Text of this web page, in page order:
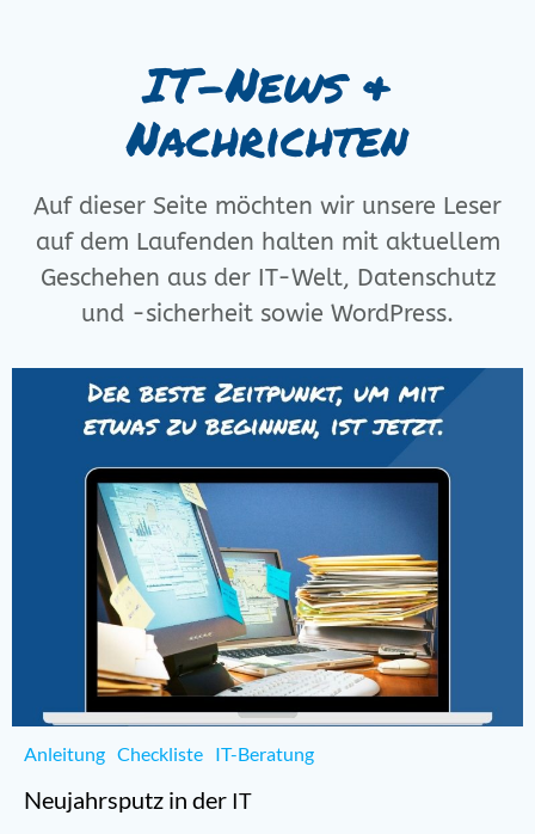
IT-News &
Nachrichten
Auf dieser Seite möchten wir unsere Leser
auf dem Laufenden halten mit aktuellem
Geschehen aus der IT-Welt, Datenschutz
und -sicherheit sowie WordPress.
Anleitung Checkliste IT-Beratung
Neujahrsputz in der IT